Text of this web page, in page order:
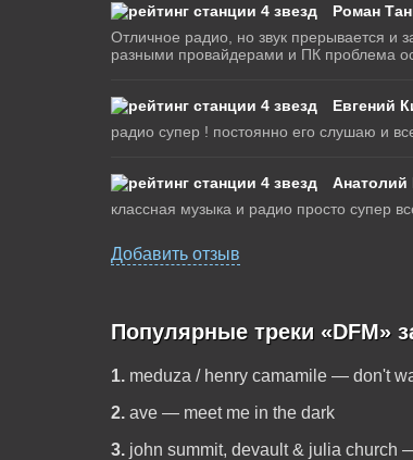
Роман
Отличное радио, но звук прерывается и
разными провайдерами и ПК проблема
Евгений
радио супер ! постоянно его слушаю и
Анатолий
классная музыка и радио просто супер
Добавить отзыв
Популярные треки «DFM»
1. meduza / henry camamile — don't
2. ave — meet me in the dark
3. john summit, devault & julia church